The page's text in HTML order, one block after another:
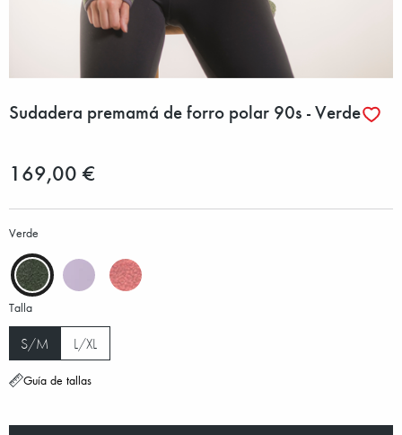
Sudadera premamá de forro polar 90s - Verde
169,00 €
Verde
Talla
S/M L/XL
Guía de tallas